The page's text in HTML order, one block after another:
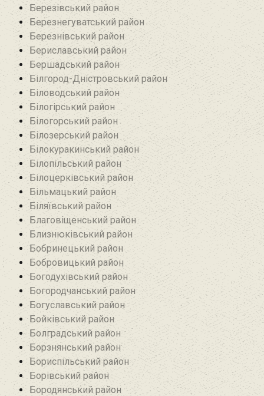
Березівський район
Березнегуватський район‎
Березнівський район‎
Бериславський район
Бершадський район
Білгород-Дністровський район
Біловодський район‎
Білогірський район
Білогорський район
Білозерський район
Білокуракинський район‎
Білопільський район
Білоцерківський район
Більмацький район
Біляївський район‎
Благовіщенський район
Близнюківський район
Бобринецький район
Бобровицький район
Богодухівський район
Богородчанський район
Богуславський район
Бойківський район
Болградський район
Борзнянський район
Бориспільський район
Борівський район
Бородянський район